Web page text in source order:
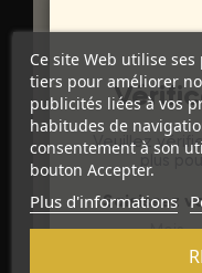
Alpha-
Bêta-androsténol
DHEPA-SS
Androstadienol,
Phéromones
la Femme
DÉTAILS DU
Ce site Web utilise
tiers pour améliorer
publicités liées à vos
habitudes de
consentement à son
bouton Accepter.
Plus d'informations
Veuillez
plus
Saisissez
Mois